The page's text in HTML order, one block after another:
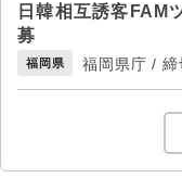
日韓相互誘客FAM
募
福岡県 福岡県庁 /